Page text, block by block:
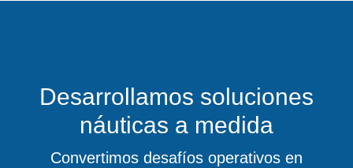
Desarrollamos soluciones
náuticas a medida
Convertimos desafíos operativos en